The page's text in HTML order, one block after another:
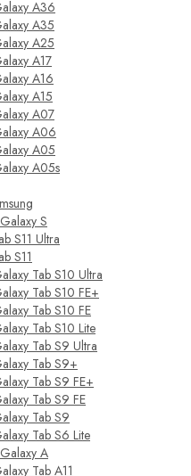
A36
A35
A25
A17
A16
A15
A07
A06
A05
A05s
S
S11 Ultra
S11
Tab S10 Ultra
Tab S10 FE+
Tab S10 FE
Tab S10 Lite
Tab S9 Ultra
Tab S9+
Tab S9 FE+
Tab S9 FE
Tab S9
Tab S6 Lite
A
Tab A11